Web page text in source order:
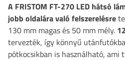
A FRISTOM FT-270 LED hátsó
jobb oldalára való felszerelésre
130 mm magas és 50 mm mély.
tervezték, így könnyű
pótkocsikban is használható, ami